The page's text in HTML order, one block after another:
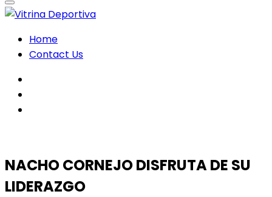
Home
Contact Us
NACHO CORNEJO DISFRUTA DE SU
LIDERAZGO